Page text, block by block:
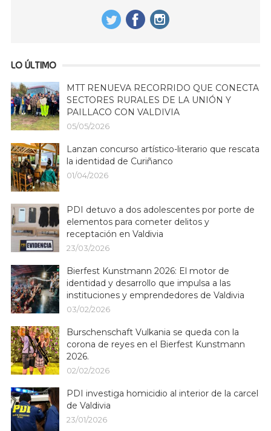
LO ÚLTIMO
MTT RENUEVA RECORRIDO QUE CONECTA
SECTORES RURALES DE LA UNIÓN Y
PAILLACO CON VALDIVIA
05/05/2026
Lanzan concurso artístico-literario que rescata
la identidad de Curiñanco
01/04/2026
PDI detuvo a dos adolescentes por porte de
elementos para cometer delitos y
receptación en Valdivia
23/03/2026
Bierfest Kunstmann 2026: El motor de
identidad y desarrollo que impulsa a las
instituciones y emprendedores de Valdivia
03/02/2026
Burschenschaft Vulkania se queda con la
corona de reyes en el Bierfest Kunstmann
2026.
02/02/2026
PDI investiga homicidio al interior de la carcel
de Valdivia
23/01/2026